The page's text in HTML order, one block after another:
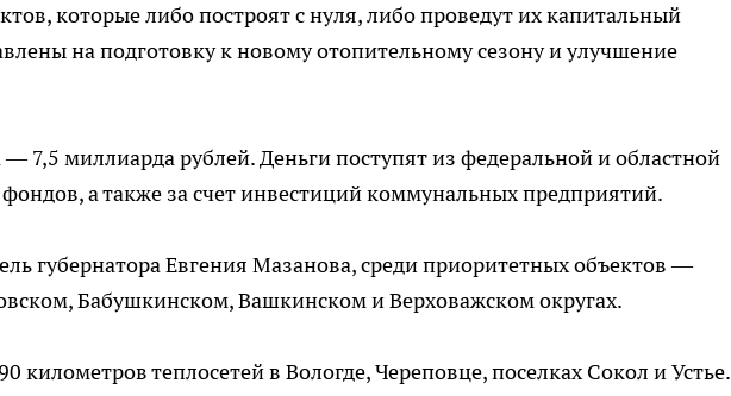
которые либо построят с нуля, либо проведут их капитальный
на подготовку к новому отопительному сезону и улучшение
7,5 миллиарда рублей. Деньги поступят из федеральной и областной
а также за счет инвестиций коммунальных предприятий.
губернатора Евгения Мазанова, среди приоритетных объектов —
Бабушкинском, Вашкинском и Верховажском округах.
километров теплосетей в Вологде, Череповце, поселках Сокол и Устье.